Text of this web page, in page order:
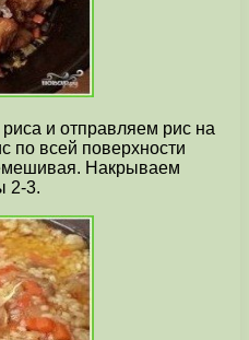
и отправляем рис на
по всей поверхности
Накрываем
2-3.